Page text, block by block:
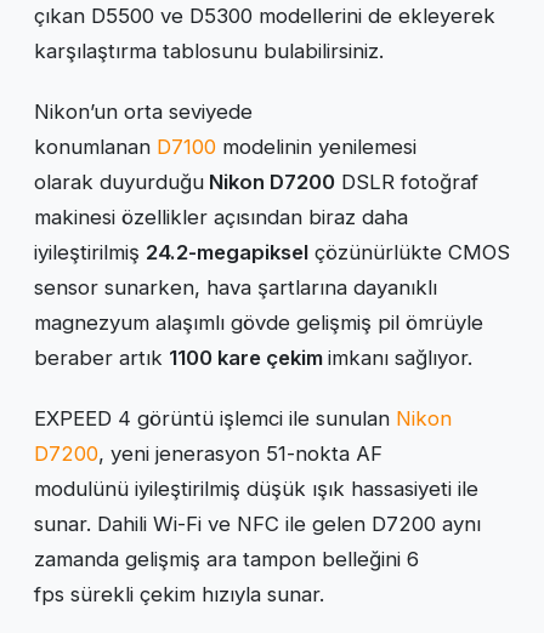
çıkan D5500 ve D5300 modellerini de ekleyerek
karşılaştırma tablosunu bulabilirsiniz.
Nikon’un orta seviyede
konumlanan D7100 modelinin yenilemesi
olarak duyurduğu Nikon D7200 DSLR fotoğraf
makinesi özellikler açısından biraz daha
iyileştirilmiş 24.2-megapiksel çözünürlükte CMOS
sensor sunarken, hava şartlarına dayanıklı
magnezyum alaşımlı gövde gelişmiş pil ömrüyle
beraber artık 1100 kare çekim imkanı sağlıyor.
EXPEED 4 görüntü işlemci ile sunulan Nikon
D7200, yeni jenerasyon 51-nokta AF
modulünü iyileştirilmiş düşük ışık hassasiyeti ile
sunar. Dahili Wi-Fi ve NFC ile gelen D7200 aynı
zamanda gelişmiş ara tampon belleğini 6
fps sürekli çekim hızıyla sunar.